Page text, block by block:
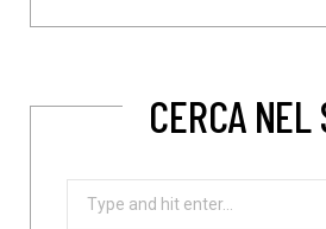
CERCA NEL
Search